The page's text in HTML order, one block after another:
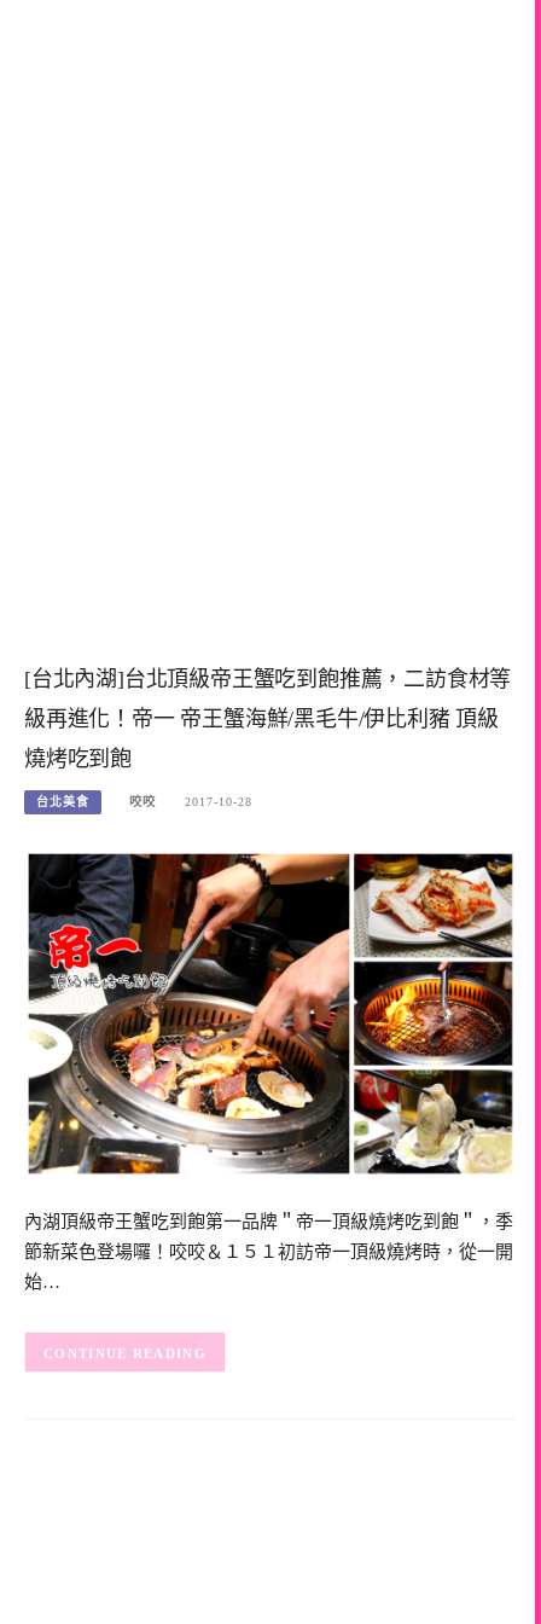
[台北內湖]台北頂級帝王蟹吃到飽推薦，二訪食材等
級再進化！帝一 帝王蟹海鮮/黑毛牛/伊比利豬 頂級
燒烤吃到飽
台北美食 咬咬 2017-10-28
內湖頂級帝王蟹吃到飽第一品牌＂帝一頂級燒烤吃到飽＂，季
節新菜色登場囉！咬咬＆１５１初訪帝一頂級燒烤時，從一開
始…
CONTINUE READING